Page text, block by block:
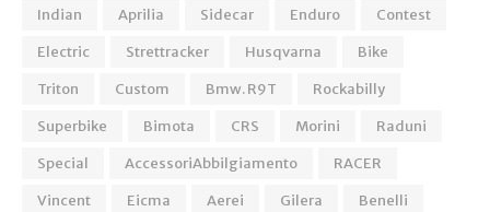
Indian
Aprilia Sidecar Enduro
Contest
Electric
Strettracker Husqvarna
Bike
Triton
Custom Bmw. R9T
Rockabilly
Superbike
Bimota CRS Morini
Raduni
Special
AccessoriAbbilgiamento
RACER
Vincent
Eicma Aerei Gilera
Benelli